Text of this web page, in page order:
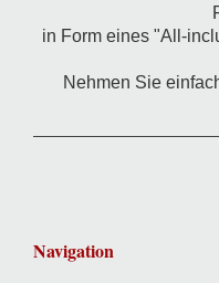
in Form eines "All-
Nehmen Sie
Navigation